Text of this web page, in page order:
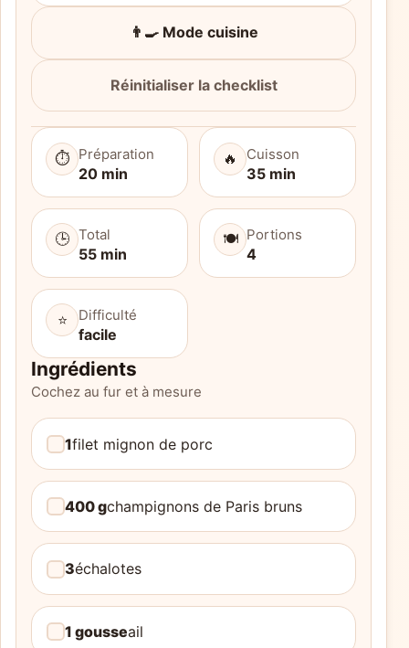
👨‍🍳 Mode cuisine
Réinitialiser la checklist
⏱️ Préparation
20 min
🔥 Cuisson
35 min
🕒 Total
55 min
🍽️ Portions
4
⭐ Difficulté
facile
Ingrédients
Cochez au fur et à mesure
1filet mignon de porc
400 gchampignons de Paris bruns
3échalotes
1 gousseail